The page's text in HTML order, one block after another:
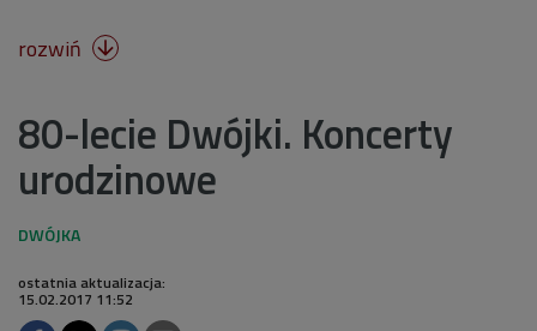
rozwiń 
80-lecie Dwójki. Koncerty
urodzinowe
ostatnia aktualizacja:
15.02.2017 11:52